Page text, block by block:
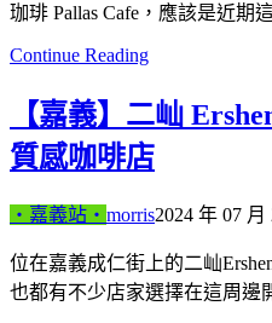
珈琲 Pallas Cafe，應該是近期
Continue Reading
【嘉義】二屾
質感咖啡店
‧嘉義站‧ morris2024 年 07 月
位在嘉義成仁街上的二屾
也都有不少店家選擇在這周